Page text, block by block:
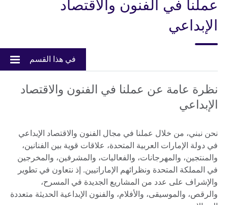
عملنا في الفنون والاقتصاد
الإبداعي
في هذا القسم
نظرة عامة عن عملنا في الفنون والاقتصاد
الإبداعي
نحن نبني، من خلال عملنا في مجال الفنون والاقتصاد الإبداعي
في دولة الإمارات العربية المتحدة، علاقات قوية بين الفنانين،
والمنتجين، والمهرجانات، والفعاليات، والمشرفين، والمخرجين
في المملكة المتحدة ونظرائهم الإماراتيين. إذ نتعاون في تطوير
والإشراف على عدد من المشاريع الجديدة في المسرح،
والرقص، والموسيقى، والأفلام، والفنون الإبداعية الحديثة متعددة